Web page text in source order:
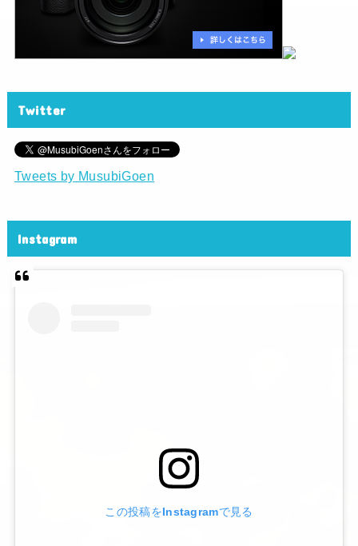
Twitter
Tweets by MusubiGoen
Instagram
この投稿をInstagramで見る